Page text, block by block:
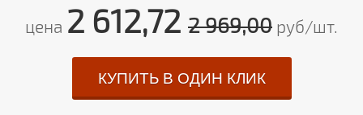
цена 2 612,72 2 969,00 руб/шт.
КУПИТЬ В ОДИН КЛИК